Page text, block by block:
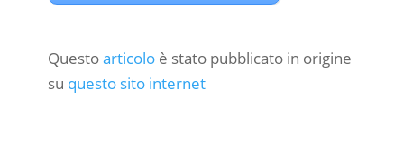
Questoarticoloè stato pubblicato in origine
su questo sito internet